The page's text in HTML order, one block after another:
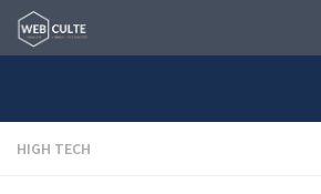
Skip to content
HIGH TECH